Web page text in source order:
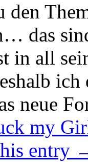
den
das
in all
neue
my
entry